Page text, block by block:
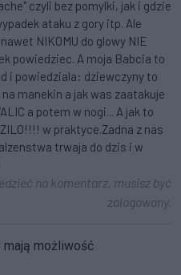
czyli bez pomylki, jak i gdzie
ataku z gory itp. Ale
NIKOMU do glowy NIE
powiedziec. A moja Babcia to
i powiedziala: dziewczyny to
manekin a jak was zaatakuje
a potem w nogi... A jak to
w praktyce.Zadna z nas
trwaja do dzis i w
na komentarz, musisz być
zalogowany.
możliwość